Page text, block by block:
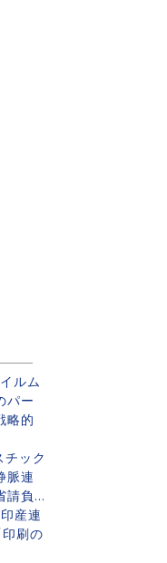
ルム
パー
略的
ック
脈連
請負...
産連
刷の